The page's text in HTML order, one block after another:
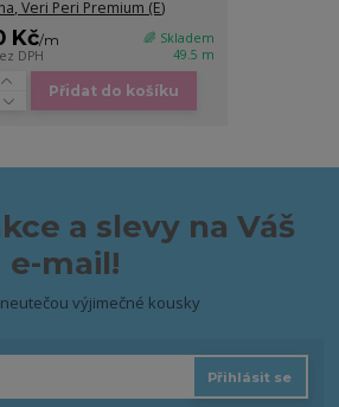
Veri Peri Premium (E)
Kč/m
DPH
🌈 Skladem
49.5 m
Přidat do košíku
a slevy na Váš
e-mail!
výjimečné kousky
Přihlásit se